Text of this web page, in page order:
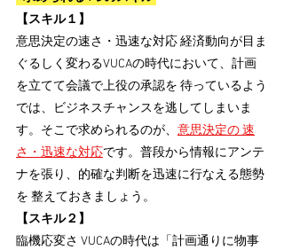
【スキル１】
意思決定の速さ・迅速な対応 経済動向が目ま
ぐるしく変わるVUCAの時代において、計画
を立てて会議で上役の承認を 待っているよう
では、ビジネスチャンスを逃してしまいま
す。そこで求められるのが、 意思決定の 速
さ・迅速な対応です。普段から情報にアンテ
ナを張り、的確な判断を迅速に行なえる態勢
を 整えておきましょう。
【スキル２】
臨機応変さ VUCAの時代は「計画通りに物事